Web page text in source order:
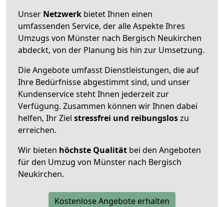
Unser Netzwerk bietet Ihnen einen
umfassenden Service, der alle Aspekte Ihres
Umzugs von Münster nach Bergisch Neukirchen
abdeckt, von der Planung bis hin zur Umsetzung.
Die Angebote umfasst Dienstleistungen, die auf
Ihre Bedürfnisse abgestimmt sind, und unser
Kundenservice steht Ihnen jederzeit zur
Verfügung. Zusammen können wir Ihnen dabei
helfen, Ihr Ziel stressfrei und reibungsloszu
erreichen.
Wir bieten höchste Qualität bei den Angeboten
für den Umzug von Münster nach Bergisch
Neukirchen.
Kostenlose Angebote erhalten